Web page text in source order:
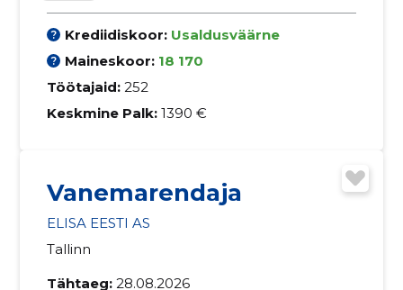
Krediidiskoor: Usaldusväärne
Maineskoor: 18 170
Töötajaid: 252
Keskmine Palk: 1390 €
Vanemarendaja
ELISA EESTI AS
Tallinn
Tähtaeg: 28.08.2026